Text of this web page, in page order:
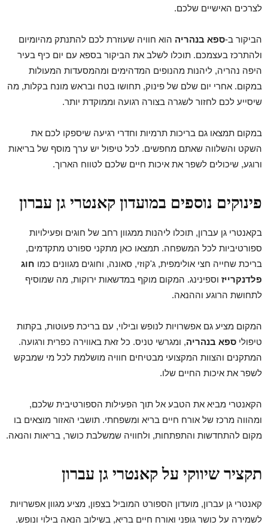
לצרכים האישיים שלכם.
הביקור ב-ספא בנהריה הוא חוויה שעוזרת לכם להתנתק מהיומיום
ולהתרכז בעצמכם. תוכלו לשלב את הביקור בספא עם יום כיף בעיר
היפה נהריה, ליהנות מהנופים המדהימים ומהמסעדות המעולות
במקום. אחרי יום שלם של פינוק, תחושו בטח ובראש מונח בקלות, מה
שיסייע לכם לחזור לשגרה בצורה רגועה וממוקדת יותר.
במקום תמצאו גם בריכות תרמיות וחדרי רגיעה שיספקו לכם את
השקט והשלווה שאתם מחפשים. לכל טיפול יש ערך מוסף של בריאות
ורוגע, שיכולים לשפר את איכות חיים שלכם לטווח הארוך.
פינוקים נוספים במועדון קאנטרי גן עברון
בקאנטרי גן עברון, תוכלו ליהנות ממגוון רחב של חוגים ופעילויות
ספורטיביות לכל המשפחה. תמצאו כאן מתקני ספורט מתקדמים,
בריכת שחייה חצי אולימפית, ג'קוזי, סאונה, וחוגים מגוונים כמו חוג
פלדנקרייז וספינינג. המקום מוקף במדשאות ירוקות, מה שמוסיף
לתחושת הרוגע וההנאה.
המקום מציע גם אפשרויות לנופש ובילוי, עם בריכת פעוטות, בקתות
טיפולי ספא בנהריה, ומגרשי טניס. כל זאת באווירה כפרית ורגועה.
המתקנים והצוות המקצועי מבטיחים חוויה מושלמת לכל מי שמבקש
לשפר את איכות החיים שלו.
הקאנטרי מביא את הטבע אל תוך הפעילות הספורטיבית שלכם,
ומהווה מרכז של אורח חיים בריא ומשפחתי. תושבי האזור מוצאים בו
מקום להתחדשות והתפתחות, ולחוויה שמשלבת כושר, בריאות והנאה.
תקציר שיווקי על קאנטרי גן עברון
קאנטרי גן עברון, מועדון הספורט המוביל בצפון, מציע מגוון אפשרויות
לשמירה על כושר גופני ואורח חיים בריא, בשילוב הנאה בילוי ונופש.